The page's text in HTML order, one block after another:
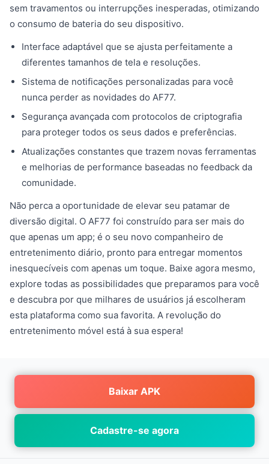
sem travamentos ou interrupções inesperadas, otimizando
o consumo de bateria do seu dispositivo.
Interface adaptável que se ajusta perfeitamente a
diferentes tamanhos de tela e resoluções.
Sistema de notificações personalizadas para você
nunca perder as novidades do AF77.
Segurança avançada com protocolos de criptografia
para proteger todos os seus dados e preferências.
Atualizações constantes que trazem novas ferramentas
e melhorias de performance baseadas no feedback da
comunidade.
Não perca a oportunidade de elevar seu patamar de
diversão digital. O AF77 foi construído para ser mais do
que apenas um app; é o seu novo companheiro de
entretenimento diário, pronto para entregar momentos
inesquecíveis com apenas um toque. Baixe agora mesmo,
explore todas as possibilidades que preparamos para você
e descubra por que milhares de usuários já escolheram
esta plataforma como sua favorita. A revolução do
entretenimento móvel está à sua espera!
Baixar APK
Cadastre-se agora